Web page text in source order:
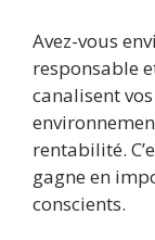
Avez-vous
responsable
canalisent
rentabilité.
gagne en
conscients.